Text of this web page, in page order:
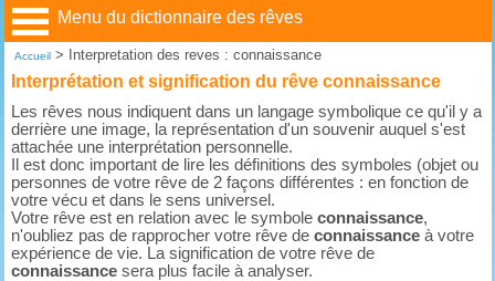
Menu du dictionnaire des rêves
Accueil> Interpretation des reves : connaissance
Interprétation et signification du rêve connaissance
Les rêves nous indiquent dans un langage symbolique ce qu'il y a
derrière une image, la représentation d'un souvenir auquel s'est
attachée une interprétation personnelle.
Il est donc important de lire les définitions des symboles (objet ou
personnes de votre rêve de 2 façons différentes : en fonction de
votre vécu et dans le sens universel.
Votre rêve est en relation avec le symboleconnaissance,
n'oubliez pas de rapprocher votre rêve deconnaissance à votre
expérience de vie. La signification de votre rêve de
connaissance sera plus facile à analyser.